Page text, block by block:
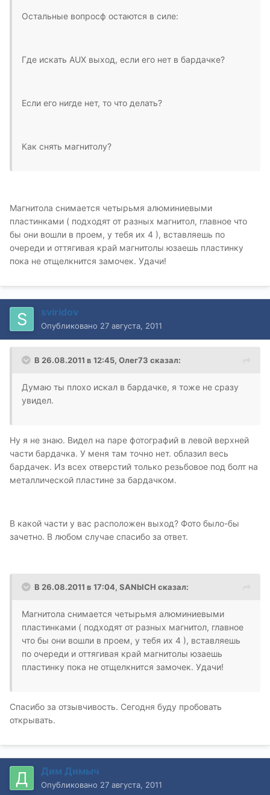
Остальные вопросф остаются в силе:
Где искать AUX выход, если его нет в бардачке?
Если его нигде нет, то что делать?
Как снять магнитолу?
Магнитола снимается четырьмя алюминиевыми
пластинками ( подходят от разных магнитол, главное что
бы они вошли в проем, у тебя их 4 ), вставляешь по
очереди и оттягивая край магнитолы юзаешь пластинку
пока не отщелкнится замочек. Удачи!
sviridov
Опубликовано 27 августа, 2011
В 26.08.2011 в 12:45, Олег73 сказал:
Думаю ты плохо искал в бардачке, я тоже не сразу
увидел.
Ну я не знаю. Видел на паре фотографий в левой верхней
части бардачка. У меня там точно нет. облазил весь
бардачек. Из всех отверстий только резьбовое под болт на
металлической пластине за бардачком.
В какой части у вас расположен выход? Фото было-бы
зачетно. В любом случае спасибо за ответ.
В 26.08.2011 в 17:04, SANbICH сказал:
Магнитола снимается четырьмя алюминиевыми
пластинками ( подходят от разных магнитол, главное
что бы они вошли в проем, у тебя их 4 ), вставляешь
по очереди и оттягивая край магнитолы юзаешь
пластинку пока не отщелкнится замочек. Удачи!
Спасибо за отзывчивость. Сегодня буду пробовать
открывать.
Дим Димыч
Опубликовано 27 августа, 2011